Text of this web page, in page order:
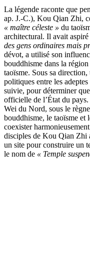
La légende raconte que
ap. J.-C.), Kou Qian Zhi,
« maître céleste » du
architectural. Il avait
des gens ordinaires mais
dévot, a utilisé son
bouddhisme dans la
taoïsme. Sous sa
politiques entre les
suivie, pour déterminer
officielle de l’État du pays.
Wei du Nord, sous le
bouddhisme, le taoïsme et
coexister
disciples de Kou Qian Zhi
un site pour construire un
le nom de « Temple